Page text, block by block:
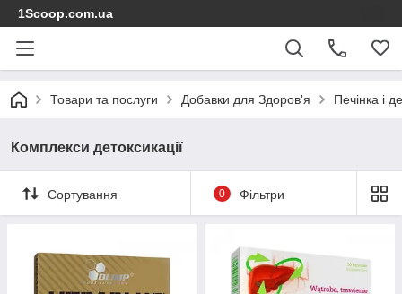
1Scoop.com.ua
Товари та послуги Добавки для Здоров'я Печінка і
Комплекси детоксикації
Сортування 0 Фільтри